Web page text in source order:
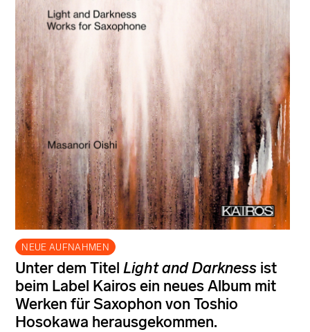
NEUE AUFNAHMEN
Unter dem Titel Light and Darkness ist
beim Label Kairos ein neues Album mit
Werken für Saxophon von Toshio
Hosokawa herausgekommen.